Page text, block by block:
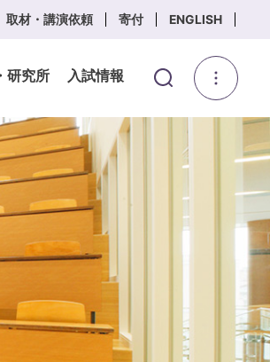
取材・講演依頼 寄付 ENGLISH
研究所 入試情報